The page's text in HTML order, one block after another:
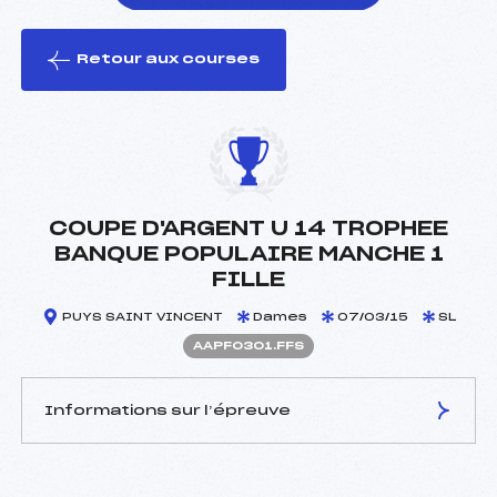
le ski
Retour aux courses
COUPE D'ARGENT U 14 TROPHEE
BANQUE POPULAIRE MANCHE 1
FILLE
PUYS SAINT VINCENT Dames 07/03/15 SL
AAPF0301.FFS
Informations sur l’épreuve